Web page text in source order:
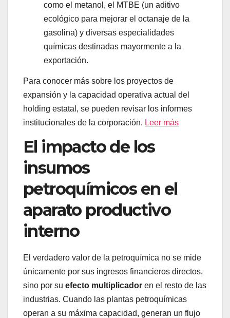
como el metanol, el MTBE (un aditivo
ecológico para mejorar el octanaje de la
gasolina) y diversas especialidades
químicas destinadas mayormente a la
exportación.
Para conocer más sobre los proyectos de
expansión y la capacidad operativa actual del
holding estatal, se pueden revisar los informes
institucionales de la corporación. Leer más
El impacto de los
insumos
petroquímicos en el
aparato productivo
interno
El verdadero valor de la petroquímica no se mide
únicamente por sus ingresos financieros directos,
sino por su efecto multiplicador en el resto de las
industrias. Cuando las plantas petroquímicas
operan a su máxima capacidad, generan un flujo